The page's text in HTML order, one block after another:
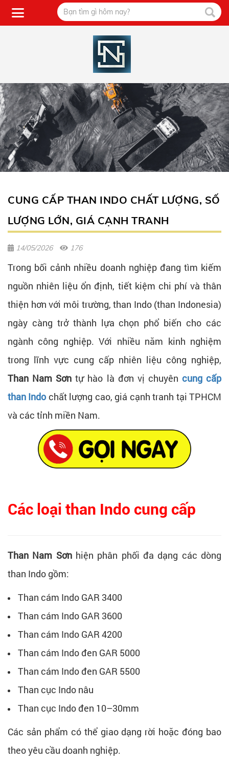
CUNG CẤP THAN INDO CHẤT LƯỢNG, SỐ
LƯỢNG LỚN, GIÁ CẠNH TRANH
14/05/2026 176
Trong bối cảnh nhiều doanh nghiệp đang tìm kiếm
nguồn nhiên liệu ổn định, tiết kiệm chi phí và thân
thiện hơn với môi trường, than Indo (than Indonesia)
ngày càng trở thành lựa chọn phổ biến cho các
ngành công nghiệp. Với nhiều năm kinh nghiệm
trong lĩnh vực cung cấp nhiên liệu công nghiệp,
Than Nam Sơn tự hào là đơn vị chuyên cung cấp
than Indo chất lượng cao, giá cạnh tranh tại TPHCM
và các tỉnh miền Nam.
Các loại than Indo cung cấp
Than Nam Sơnhiện phân phối đa dạng các dòng
than Indo gồm:
Than cám Indo GAR 3400
Than cám Indo GAR 3600
Than cám Indo GAR 4200
Than cám Indo đen GAR 5000
Than cám Indo đen GAR 5500
Than cục Indo nâu
Than cục Indo đen 10–30mm
Các sản phẩm có thể giao dạng rời hoặc đóng bao
theo yêu cầu doanh nghiệp.